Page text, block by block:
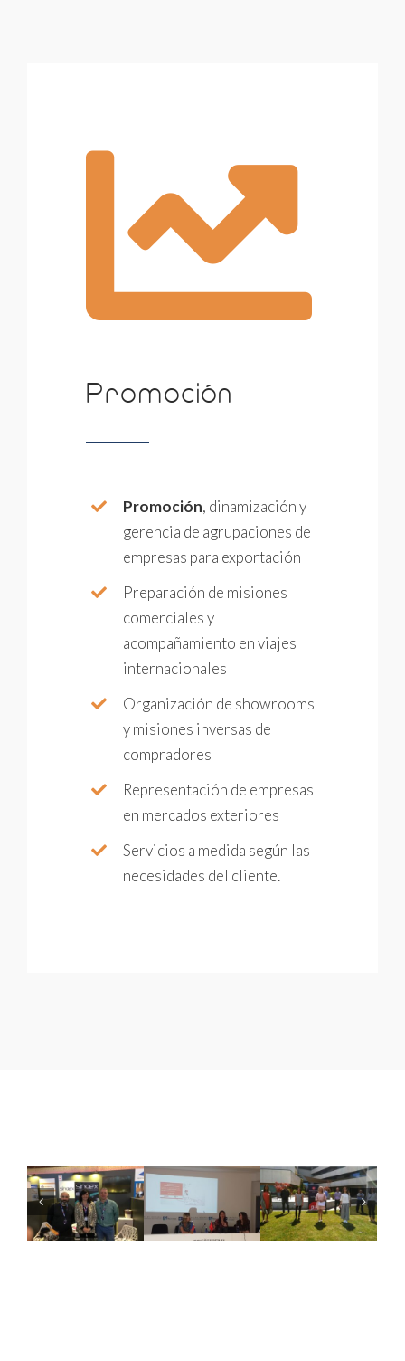
Promoción
Promoción, dinamización y
gerencia de agrupaciones de
empresas para exportación
Preparación de misiones
comerciales y
acompañamiento en viajes
internacionales
Organización de showrooms
y misiones inversas de
compradores
Representación de empresas
en mercados exteriores
Servicios a medida según las
necesidades del cliente.